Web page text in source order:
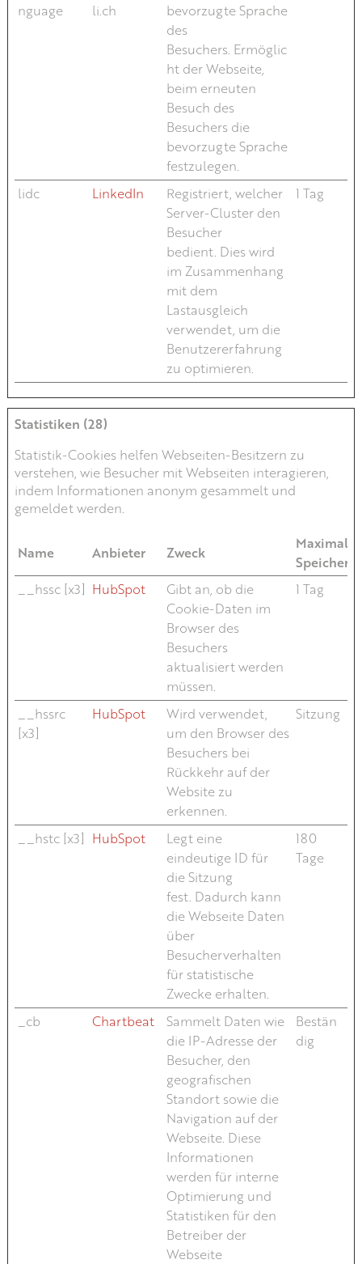
nguage li.ch
bevorzugte Sprache
des
Besuchers. Ermöglic
ht der Webseite,
beim erneuten
Besuch des
Besuchers die
bevorzugte Sprache
festzulegen.
lidc
LinkedIn
Registriert, welcher
Server-Cluster den
Besucher
bedient. Dies wird
im Zusammenhang
mit dem
Lastausgleich
verwendet, um die
Benutzererfahrung
zu optimieren.
1 Tag
Statistiken (28)
Statistik-Cookies helfen Webseiten-Besitzern zu
verstehen, wie Besucher mit Webseiten interagieren,
indem Informationen anonym gesammelt und
gemeldet werden.
Name Anbieter Zweck
Maximale
__hssc [x3] HubSpot
Gibt an, ob die
Cookie-Daten im
Browser des
Besuchers
aktualisiert werden
müssen.
1 Tag
__hssrc
[x3]
HubSpot
Wird verwendet,
um den Browser des
Besuchers bei
Rückkehr auf der
Website zu
erkennen.
Sitzung
__hstc [x3] HubSpot
Legt eine
eindeutige ID für
die Sitzung
fest. Dadurch kann
die Webseite Daten
über
Besucherverhalten
für statistische
Zwecke erhalten.
180
Tage
_cb Chartbeat
Sammelt Daten wie
die IP-Adresse der
Besucher, den
geografischen
Standort sowie die
Navigation auf der
Webseite. Diese
Informationen
werden für interne
Optimierung und
Statistiken für den
Betreiber der
Webseite
Bestän
dig